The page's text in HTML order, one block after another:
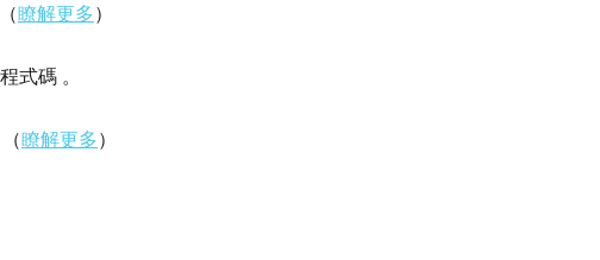
瞭解更多）
式碼 。
瞭解更多）